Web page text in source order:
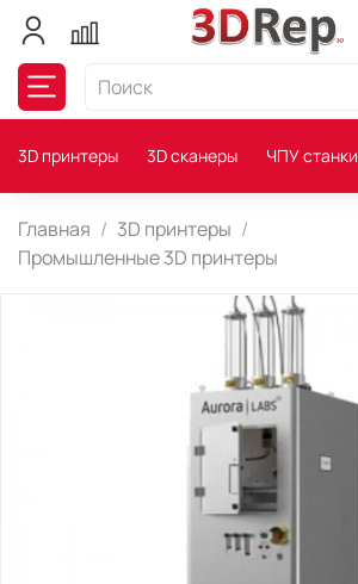
3D принтеры 3D сканеры ЧПУ станки
Главная
3D принтеры
Промышленные 3D принтеры